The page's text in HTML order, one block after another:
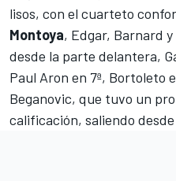
lisos, con el cuarteto
Montoya, Edgar, Barnard y
desde la parte delantera,
Paul Aron en 7ª, Bortoleto
Beganovic, que tuvo un
calificación, saliendo desde